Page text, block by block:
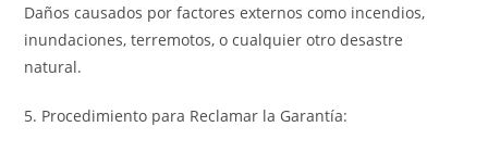
Daños causados por factores externos como incendios,
inundaciones, terremotos, o cualquier otro desastre
natural.
5. Procedimiento para Reclamar la Garantía: